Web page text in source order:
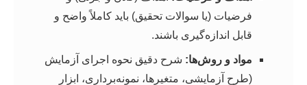
فرضیات (یا سوالات تحقیق) باید کاملاً واضح و
قابل اندازه‌گیری باشند.
مواد و روش‌ها: شرح دقیق نحوه اجرای آزمایش
(طرح آزمایشی، متغیرها، نمونه‌برداری، ابزار